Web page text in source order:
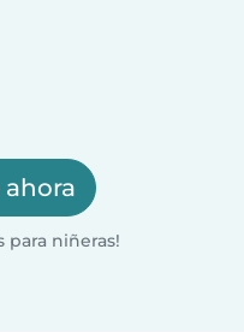
ahora
para niñeras!